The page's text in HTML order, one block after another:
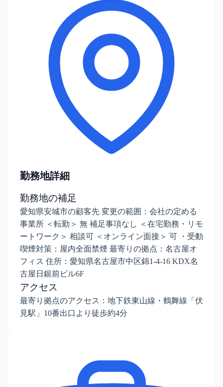
勤務地詳細
勤務地の補足
愛知県安城市の顧客先 変更の範囲：会社の定める
事業所 ＜転勤＞ 無 補足事項なし ＜在宅勤務・リモ
ートワーク＞ 相談可 ＜オンライン面接＞ 可 ・受動
喫煙対策：屋内全面禁煙 最寄りの拠点：名古屋オ
フィス 住所：愛知県名古屋市中区錦1-4-16 KDX名
古屋日銀前ビル6F
アクセス
最寄り拠点のアクセス：地下鉄東山線・鶴舞線「伏
見駅」10番出口より徒歩約4分